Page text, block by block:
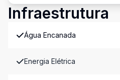
Infraestrutura
Água Encanada
Energia Elétrica